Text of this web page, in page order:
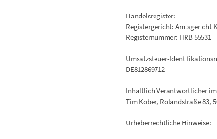
Handelsregister:
Registergericht: Amtsgericht
Registernummer: HRB 55531
Umsatzsteuer-
DE812869712
Inhaltlich Verantwortlicher im
Tim Kober, Rolandstraße 83,
Urheberrechtliche Hinweise: